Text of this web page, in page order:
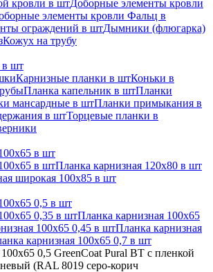
кровли в штДоборные элементы кровли
элементы кровли Фальц в
ограждений в штДымники (флюгарка)
Кожух на трубу
в шт
Карнизные планки в штКоньки в
Планка капельник в штПланки
мансардные в штПланки примыкания в
в штТорцевые планки в
в шт
в штПланка карнизная 120х80 в шт
широкая 100х85 в шт
0,5 в шт
0,35 в штПланка карнизная 100х65
100х65 0,45 в штПланка карнизная
карнизная 100х65 0,7 в шт
0,5 GreenCoat Pural BT с пленкой
(RAL 8019 серо-корич